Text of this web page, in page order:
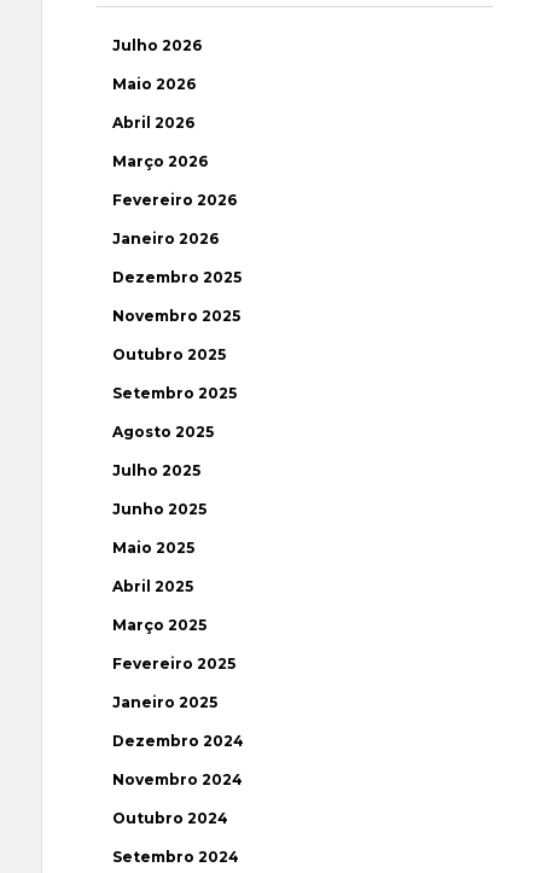
Julho 2026
Maio 2026
Abril 2026
Março 2026
Fevereiro 2026
Janeiro 2026
Dezembro 2025
Novembro 2025
Outubro 2025
Setembro 2025
Agosto 2025
Julho 2025
Junho 2025
Maio 2025
Abril 2025
Março 2025
Fevereiro 2025
Janeiro 2025
Dezembro 2024
Novembro 2024
Outubro 2024
Setembro 2024